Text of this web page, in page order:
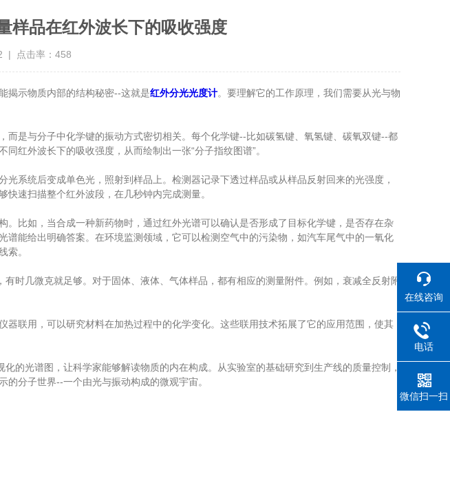
样品在红外波长下的吸收强度
| 点击率：458
示物质内部的结构秘密--这就是红外分光光度计。要理解它的工作原理，我们需要从光与物
是与分子中化学键的振动方式密切相关。每个化学键--比如碳氢键、氧氢键、碳氧双键--都
红外波长下的吸收强度，从而绘制出一张“分子指纹图谱”。
统后变成单色光，照射到样品上。检测器记录下透过样品或从样品反射回来的光强度，
速扫描整个红外波段，在几秒钟内完成测量。
比如，当合成一种新药物时，通过红外光谱可以确认是否形成了目标化学键，是否存在杂
能给出明确答案。在环境监测领域，它可以检测空气中的污染物，如汽车尾气中的一氧化
索。
几微克就足够。对于固体、液体、气体样品，都有相应的测量附件。例如，衰减全反射附
用，可以研究材料在加热过程中的化学变化。这些联用技术拓展了它的应用范围，使其
的光谱图，让科学家能够解读物质的内在构成。从实验室的基础研究到生产线的质量控制，
分子世界--一个由光与振动构成的微观宇宙。
在线咨询
电话
微信扫一扫